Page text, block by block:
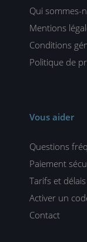
Qui sommes-
Mentions
Conditions
Politique de
Vous aider
Questions
Paiement
Tarifs et
Activer un
Contact